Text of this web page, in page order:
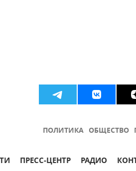
ПОЛИТИКА ОБЩЕСТВО
ПРЕСС-ЦЕНТР РАДИО